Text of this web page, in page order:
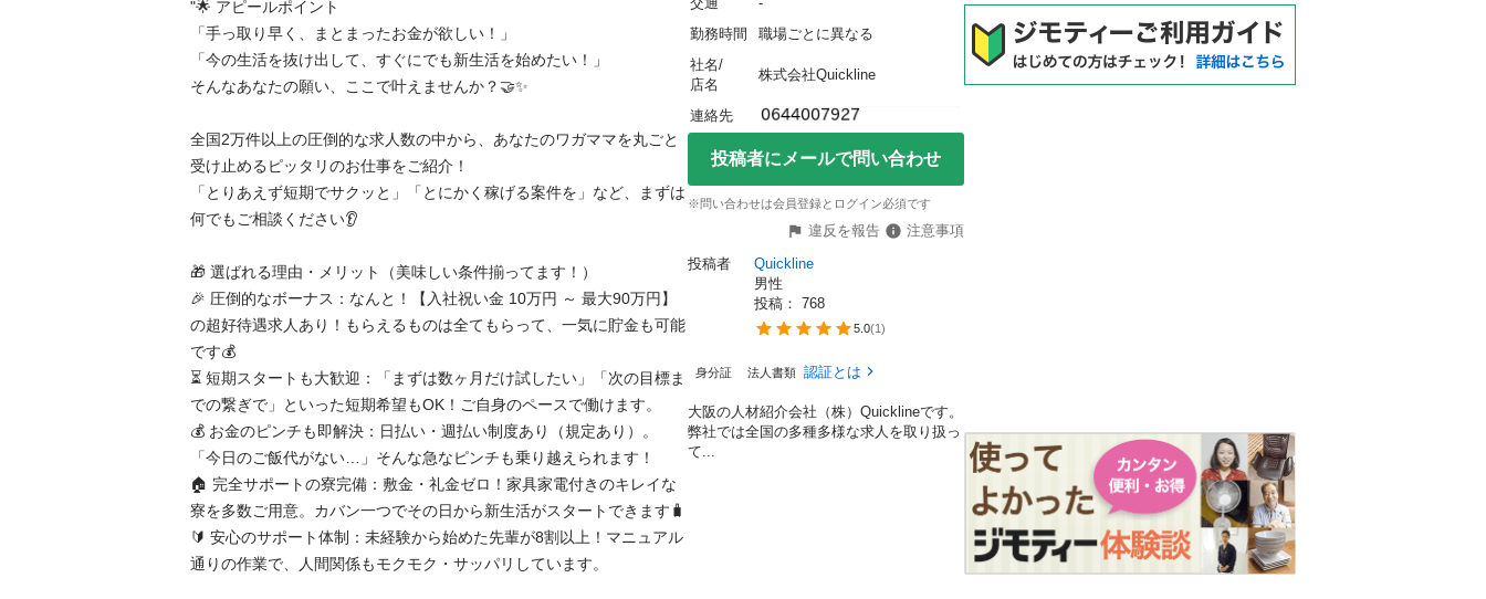
"🌟 アピールポイント
「手っ取り早く、まとまったお金が欲しい！」
「今の生活を抜け出して、すぐにでも新生活を始めたい！」
そんなあなたの願い、ここで叶えませんか？🤝✨
全国2万件以上の圧倒的な求人数の中から、あなたのワガママを丸ごと
受け止めるピッタリのお仕事をご紹介！
「とりあえず短期でサクッと」「とにかく稼げる案件を」など、まずは
何でもご相談ください👂
🎁 選ばれる理由・メリット（美味しい条件揃ってます！）
🎉 圧倒的なボーナス：なんと！【入社祝い金 10万円 ～ 最大90万円】
の超好待遇求人あり！もらえるものは全てもらって、一気に貯金も可能
です💰
⏳ 短期スタートも大歓迎：「まずは数ヶ月だけ試したい」「次の目標ま
での繋ぎで」といった短期希望もOK！ご自身のペースで働けます。
💰 お金のピンチも即解決：日払い・週払い制度あり（規定あり）。
「今日のご飯代がない…」そんな急なピンチも乗り越えられます！
🏠 完全サポートの寮完備：敷金・礼金ゼロ！家具家電付きのキレイな
寮を多数ご用意。カバン一つでその日から新生活がスタートできます🧳
🔰 安心のサポート体制：未経験から始めた先輩が8割以上！マニュアル
通りの作業で、人間関係もモクモク・サッパリしています。
勤務時間
職場ごとに異なる
社名/
店名
株式会社Quickline
連絡先
投稿者にメールで問い合わせ
※問い合わせは会員登録とログイン必須です
違反を報告
注意事項
投稿者
Quickline
男性
投稿： 768
5.0(1)
身分証 法人書類 認証とは
大阪の人材紹介会社（株）Quicklineです。
弊社では全国の多種多様な求人を取り扱っ
て...